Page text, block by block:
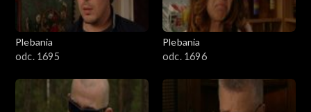
Plebania
odc. 1695
Plebania
odc. 1696